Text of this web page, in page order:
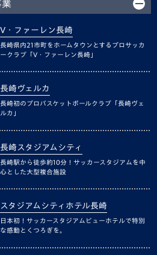
V・ファーレン長崎
長崎県内21市町をホームタウンとするプロサッカ
ークラブ「V・ファーレン長崎」
長崎ヴェルカ
長崎初のプロバスケットボールクラブ「長崎ヴェ
ルカ」
長崎スタジアムシティ
長崎駅から徒歩約10分！サッカースタジアムを中
心とした大型複合施設
スタジアムシティホテル長崎
日本初！サッカースタジアムビューホテルで特別
な感動とくつろぎを。